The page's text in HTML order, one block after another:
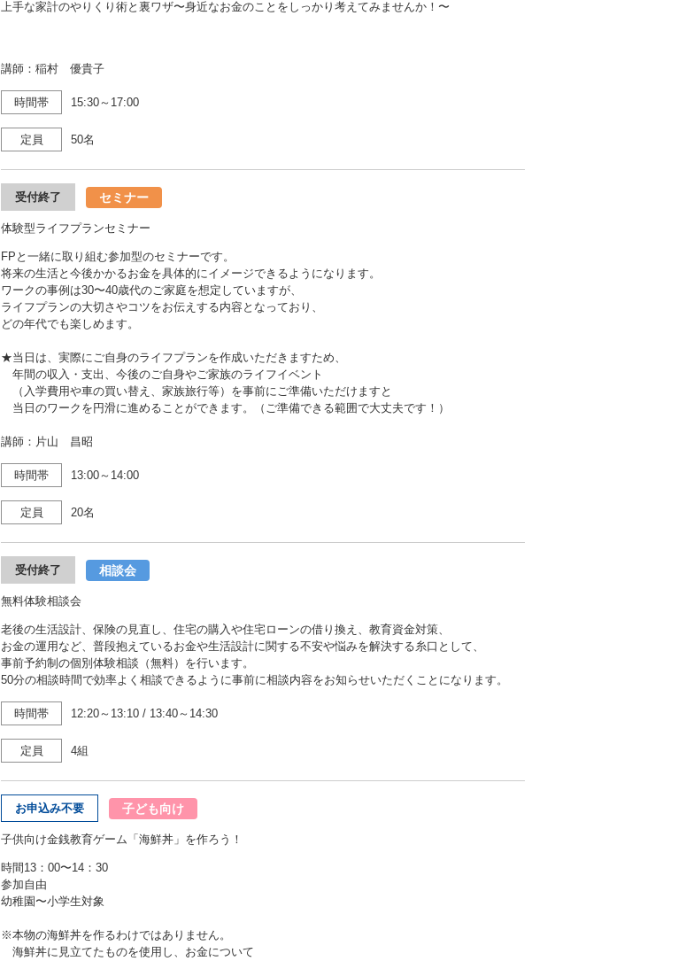
上手な家計のやりくり術と裏ワザ〜身近なお金のことをしっかり考えてみませんか！〜
講師：稲村 優貴子
時間帯 15:30～17:00
定員 50名
受付終了 セミナー
体験型ライフプランセミナー
FPと一緒に取り組む参加型のセミナーです。
将来の生活と今後かかるお金を具体的にイメージできるようになります。
ワークの事例は30〜40歳代のご家庭を想定していますが、
ライフプランの大切さやコツをお伝えする内容となっており、
どの年代でも楽しめます。
★当日は、実際にご自身のライフプランを作成いただきますため、
年間の収入・支出、今後のご自身やご家族のライフイベント
（入学費用や車の買い替え、家族旅行等）を事前にご準備いただけますと
当日のワークを円滑に進めることができます。（ご準備できる範囲で大丈夫です！）
講師：片山 昌昭
時間帯 13:00～14:00
定員 20名
受付終了 相談会
無料体験相談会
老後の生活設計、保険の見直し、住宅の購入や住宅ローンの借り換え、教育資金対策、
お金の運用など、普段抱えているお金や生活設計に関する不安や悩みを解決する糸口として、
事前予約制の個別体験相談（無料）を行います。
50分の相談時間で効率よく相談できるように事前に相談内容をお知らせいただくことになります。
時間帯 12:20～13:10 / 13:40～14:30
定員 4組
お申込み不要 子ども向け
子供向け金銭教育ゲーム「海鮮丼」を作ろう！
時間13：00〜14：30
参加自由
幼稚園〜小学生対象
※本物の海鮮丼を作るわけではありません。
海鮮丼に見立てたものを使用し、お金について